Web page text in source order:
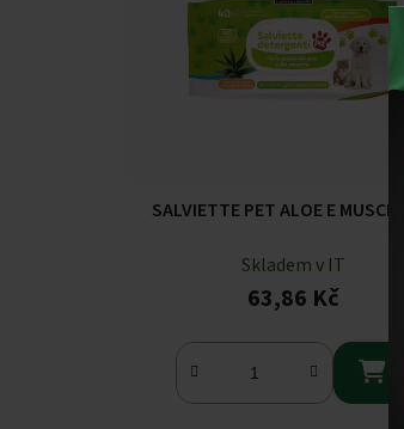
SALVIETTE PET ALOE E MUSCHIO
Skladem v IT
63,86 Kč
